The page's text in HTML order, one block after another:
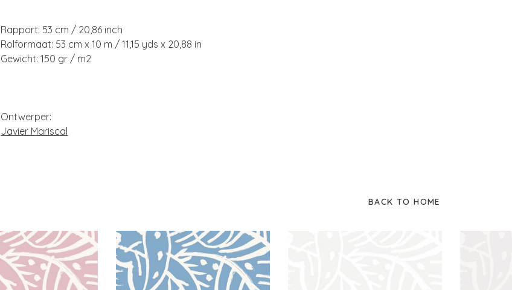
Rapport: 53 cm / 20,86 inch
Rolformaat: 53 cm x 10 m / 11,15 yds x 20,88 in
Gewicht: 150 gr / m2
Ontwerper:
Javier Mariscal
BACK TO HOME